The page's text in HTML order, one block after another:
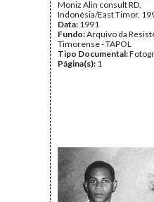
Moniz Alin consult RD,
Indonésia/East Timor,
Data: 1991
Fundo:Arquivo da
Timorense - TAPOL
Tipo Documental:
Página(s): 1